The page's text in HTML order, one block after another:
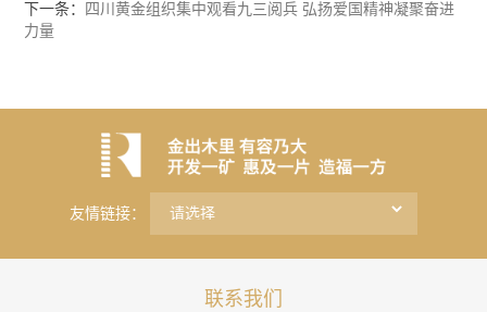
下一条：
四川黄金组织集中观看九三阅兵 弘扬爱国精神凝聚奋进
力量
友情链接：
联系我们